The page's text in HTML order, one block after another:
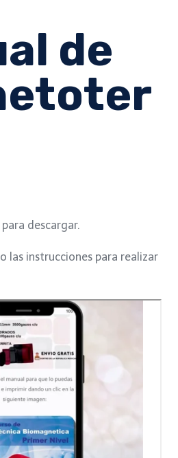
de
descargar.
las instrucciones para realizar